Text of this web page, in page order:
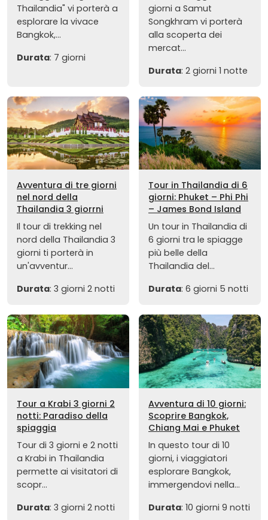
Thailandia" vi porterà a
esplorare la vivace
Bangkok,...
Durata: 7 giorni
giorni a Samut
Songkhram vi porterà
alla scoperta dei
mercat...
Durata: 2 giorni 1 notte
Avventura di tre giorni
nel nord della
Thailandia 3 giorrni
Il tour di trekking nel
nord della Thailandia 3
giorni ti porterà in
un'avventur...
Durata: 3 giorni 2 notti
Tour in Thailandia di 6
giorni: Phuket – Phi Phi
– James Bond Island
Un tour in Thailandia di
6 giorni tra le spiagge
più belle della
Thailandia del...
Durata: 6 giorni 5 notti
Tour a Krabi 3 giorni 2
notti: Paradiso della
spiaggia
Tour di 3 giorni e 2 notti
a Krabi in Thailandia
permette ai visitatori di
scopr...
Durata: 3 giorni 2 notti
Avventura di 10 giorni:
Scoprire Bangkok,
Chiang Mai e Phuket
In questo tour di 10
giorni, i viaggiatori
esplorare Bangkok,
immergendovi nella...
Durata: 10 giorni 9 notti